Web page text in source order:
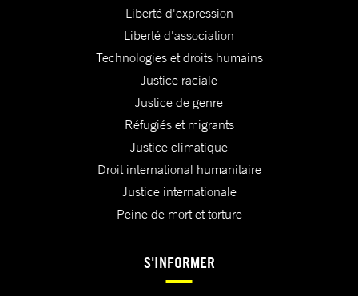
Liberté d'expression
Liberté d'association
Technologies et droits humains
Justice raciale
Justice de genre
Réfugiés et migrants
Justice climatique
Droit international humanitaire
Justice internationale
Peine de mort et torture
S'INFORMER